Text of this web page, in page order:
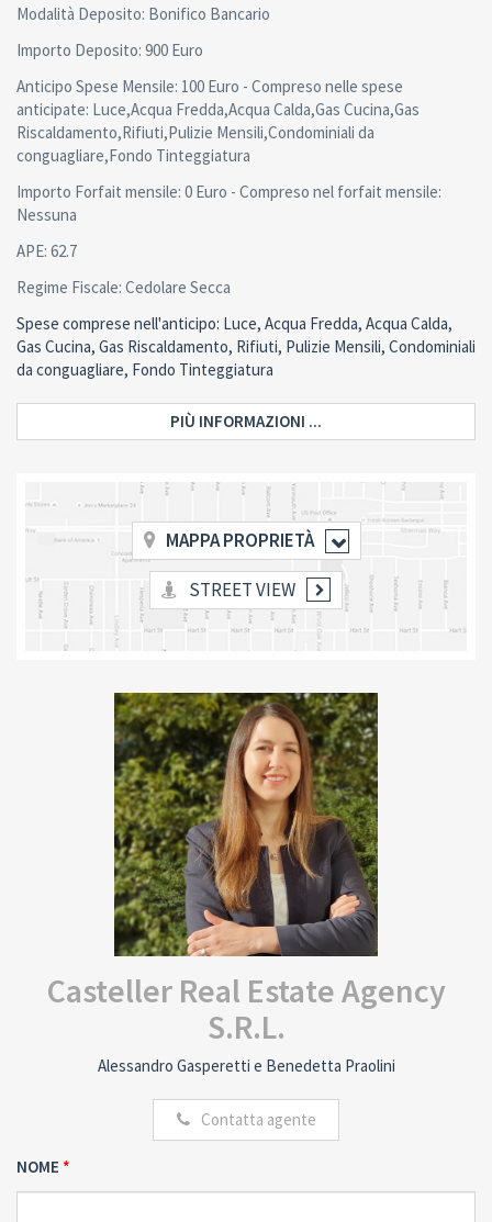
Modalità Deposito: Bonifico Bancario
Importo Deposito: 900 Euro
Anticipo Spese Mensile: 100 Euro - Compreso nelle spese
anticipate: Luce,Acqua Fredda,Acqua Calda,Gas Cucina,Gas
Riscaldamento,Rifiuti,Pulizie Mensili,Condominiali da
conguagliare,Fondo Tinteggiatura
Importo Forfait mensile: 0 Euro - Compreso nel forfait mensile:
Nessuna
APE: 62.7
Regime Fiscale: Cedolare Secca
Spese comprese nell'anticipo: Luce, Acqua Fredda, Acqua Calda,
Gas Cucina, Gas Riscaldamento, Rifiuti, Pulizie Mensili, Condominiali
da conguagliare, Fondo Tinteggiatura
PIÙ INFORMAZIONI ...
MAPPA PROPRIETÀ
STREET VIEW
Casteller Real Estate Agency
S.R.L.
Alessandro Gasperetti e Benedetta Praolini
Contatta agente
NOME